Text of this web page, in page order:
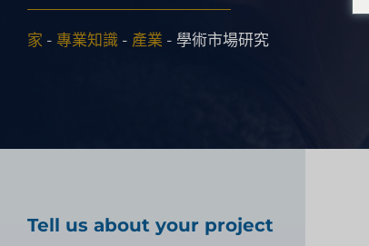
家 - 專業知識 - 產業 - 學術市場研究
Tell us about your project